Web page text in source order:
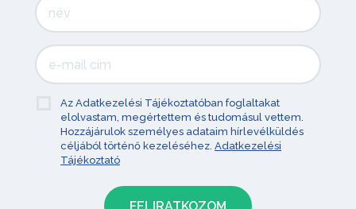
Az Adatkezelési Tájékoztatóban foglaltakat
elolvastam, megértettem és tudomásul vettem.
Hozzájárulok személyes adataim hírlevélküldés
céljából történő kezeléséhez. Adatkezelési
Tájékoztató